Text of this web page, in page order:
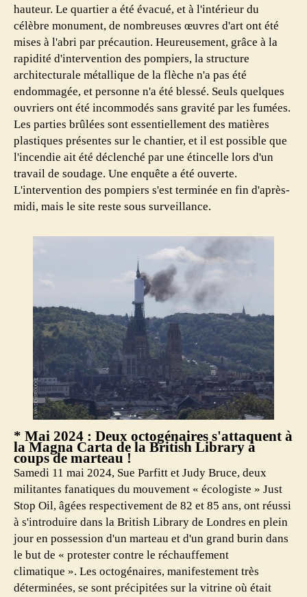
hauteur. Le quartier a été évacué, et à l'intérieur du
célèbre monument, de nombreuses œuvres d'art ont été
mises à l'abri par précaution. Heureusement, grâce à la
rapidité d'intervention des pompiers, la structure
architecturale métallique de la flèche n'a pas été
endommagée, et personne n'a été blessé. Seuls quelques
ouvriers ont été incommodés sans gravité par les fumées.
Les parties brûlées sont essentiellement des matières
plastiques présentes sur le chantier, et il est possible que
l'incendie ait été déclenché par une étincelle lors d'un
travail de soudage. Une enquête a été ouverte.
L'intervention des pompiers s'est terminée en fin d'après-
midi, mais le site reste sous surveillance.
* Mai 2024 : Deux octogénaires s'attaquent à
la Magna Carta de la British Library à
coups de marteau !
Samedi 11 mai 2024, Sue Parfitt et Judy Bruce, deux
militantes fanatiques du mouvement « écologiste » Just
Stop Oil, âgées respectivement de 82 et 85 ans, ont réussi
à s'introduire dans la British Library de Londres en plein
jour en possession d'un marteau et d'un grand burin dans
le but de « protester contre le réchauffement
climatique ». Les octogénaires, manifestement très
déterminées, se sont précipitées sur la vitrine où était